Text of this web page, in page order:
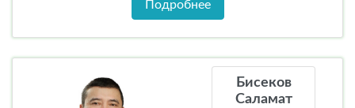
Подробнее
Бисеков
Саламат